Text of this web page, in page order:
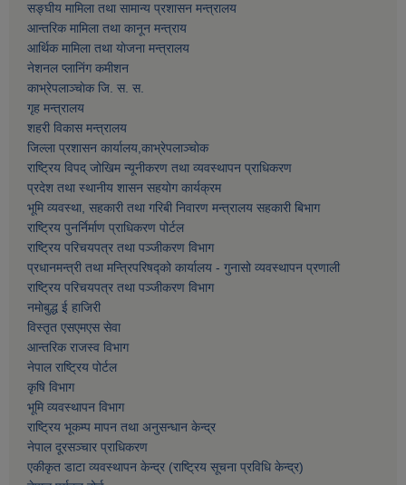
सङ्घीय मामिला तथा सामान्य प्रशासन मन्त्रालय
आन्तरिक मामिला तथा कानून मन्त्राय
आर्थिक मामिला तथा याेजना मन्त्रालय
नेशनल प्लानिंग कमीशन
काभ्रेपलाञ्चाेक जि. स. स.
गृह मन्त्रालय
शहरी विकास मन्त्रालय
जिल्ला प्रशासन कार्यालय,काभ्रेपलाञ्चाेक
राष्ट्रिय विपद् जोखिम न्यूनीकरण तथा व्यवस्थापन प्राधिकरण
प्रदेश तथा स्थानीय शासन सहयोग कार्यक्रम
भूमि व्यवस्था, सहकारी तथा गरिबी निवारण मन्त्रालय सहकारी बिभाग
राष्ट्रिय पुनर्निर्माण प्राधिकरण पोर्टल
राष्ट्रिय परिचयपत्र तथा पञ्जीकरण विभाग
प्रधानमन्त्री तथा मन्त्रिपरिषद्को कार्यालय - गुनासो व्यवस्थापन प्रणाली
राष्ट्रिय परिचयपत्र तथा पञ्जीकरण विभाग
नमाेबुद्ध ई हाजिरी
विस्तृत एसएमएस सेवा
आन्तरिक राजस्व विभाग
नेपाल राष्ट्रिय पोर्टल
कृषि विभाग
भूमि व्यवस्थापन विभाग
राष्ट्रिय भूकम्प मापन तथा अनुसन्धान केन्द्र
नेपाल दूरसञ्चार प्राधिकरण
एकीकृत डाटा व्यवस्थापन केन्द्र (राष्ट्रिय सूचना प्रविधि केन्द्र)